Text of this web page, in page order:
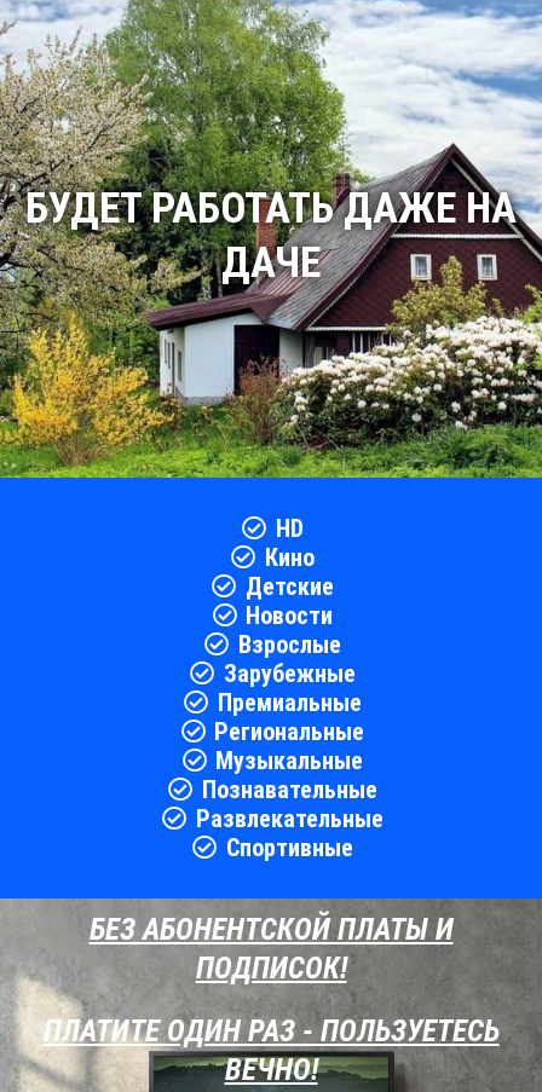
БУДЕТ РАБОТАТЬ ДАЖЕ НА
ДАЧЕ
HD
Кино
Детские
Новости
Взрослые
Зарубежные
Премиальные
Региональные
Музыкальные
Познавательные
Развлекательные
Спортивные
БЕЗ АБОНЕНТСКОЙ ПЛАТЫ И
ПОДПИСОК!
ПЛАТИТЕ ОДИН РАЗ - ПОЛЬЗУЕТЕСЬ
ВЕЧНО!